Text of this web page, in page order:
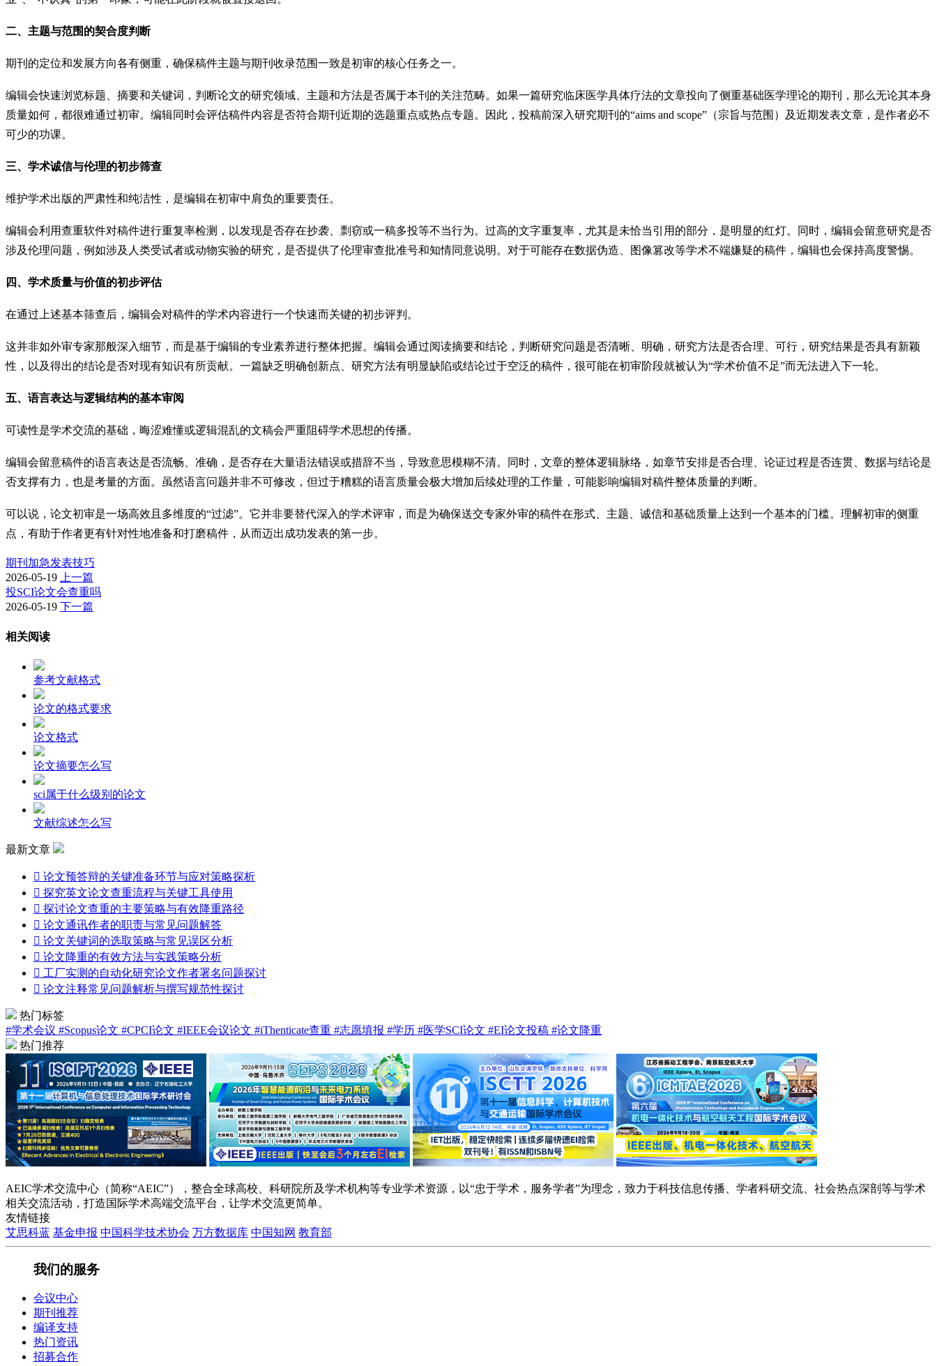
二、主题与范围的契合度判断
期刊的定位和发展方向各有侧重，确保稿件主题与期刊收录范围一致是初审的核心任务之一。
编辑会快速浏览标题、摘要和关键词，判断论文的研究领域、主题和方法是否属于本刊的关注范畴。如果一篇研究临床医学具体疗法的文章投向了侧重基础医学理论的期刊，那么无论其本身
质量如何，都很难通过初审。编辑同时会评估稿件内容是否符合期刊近期的选题重点或热点专题。因此，投稿前深入研究期刊的“aims and scope”（宗旨与范围）及近期发表文章，是作者必不
可少的功课。
三、学术诚信与伦理的初步筛查
维护学术出版的严肃性和纯洁性，是编辑在初审中肩负的重要责任。
编辑会利用查重软件对稿件进行重复率检测，以发现是否存在抄袭、剽窃或一稿多投等不当行为。过高的文字重复率，尤其是未恰当引用的部分，是明显的红灯。同时，编辑会留意研究是否
涉及伦理问题，例如涉及人类受试者或动物实验的研究，是否提供了伦理审查批准号和知情同意说明。对于可能存在数据伪造、图像篡改等学术不端嫌疑的稿件，编辑也会保持高度警惕。
四、学术质量与价值的初步评估
在通过上述基本筛查后，编辑会对稿件的学术内容进行一个快速而关键的初步评判。
这并非如外审专家那般深入细节，而是基于编辑的专业素养进行整体把握。编辑会通过阅读摘要和结论，判断研究问题是否清晰、明确，研究方法是否合理、可行，研究结果是否具有新颖
性，以及得出的结论是否对现有知识有所贡献。一篇缺乏明确创新点、研究方法有明显缺陷或结论过于空泛的稿件，很可能在初审阶段就被认为“学术价值不足”而无法进入下一轮。
五、语言表达与逻辑结构的基本审阅
可读性是学术交流的基础，晦涩难懂或逻辑混乱的文稿会严重阻碍学术思想的传播。
编辑会留意稿件的语言表达是否流畅、准确，是否存在大量语法错误或措辞不当，导致意思模糊不清。同时，文章的整体逻辑脉络，如章节安排是否合理、论证过程是否连贯、数据与结论是
否支撑有力，也是考量的方面。虽然语言问题并非不可修改，但过于糟糕的语言质量会极大增加后续处理的工作量，可能影响编辑对稿件整体质量的判断。
可以说，论文初审是一场高效且多维度的“过滤”。它并非要替代深入的学术评审，而是为确保送交专家外审的稿件在形式、主题、诚信和基础质量上达到一个基本的门槛。理解初审的侧重
点，有助于作者更有针对性地准备和打磨稿件，从而迈出成功发表的第一步。
期刊加急发表技巧
2026-05-19 上一篇
投SCI论文会查重吗
2026-05-19 下一篇
相关阅读
参考文献格式
论文的格式要求
论文格式
论文摘要怎么写
sci属于什么级别的论文
文献综述怎么写
最新文章
 论文预答辩的关键准备环节与应对策略探析
 探究英文论文查重流程与关键工具使用
 探讨论文查重的主要策略与有效降重路径
 论文通讯作者的职责与常见问题解答
 论文关键词的选取策略与常见误区分析
 论文降重的有效方法与实践策略分析
 工厂实测的自动化研究论文作者署名问题探讨
 论文注释常见问题解析与撰写规范性探讨
热门标签
#学术会议 #Scopus论文 #CPCI论文 #IEEE会议论文 #iThenticate查重 #志愿填报 #学历 #医学SCI论文 #EI论文投稿 #论文降重
热门推荐
AEIC学术交流中心（简称“AEIC”），整合全球高校、科研院所及学术机构等专业学术资源，以“忠于学术，服务学者”为理念，致力于科技信息传播、学者科研交流、社会热点深剖等与学术
相关交流活动，打造国际学术高端交流平台，让学术交流更简单。
友情链接
艾思科蓝 基金申报 中国科学技术协会 万方数据库 中国知网 教育部
我们的服务
会议中心
期刊推荐
编译支持
热门资讯
招募合作